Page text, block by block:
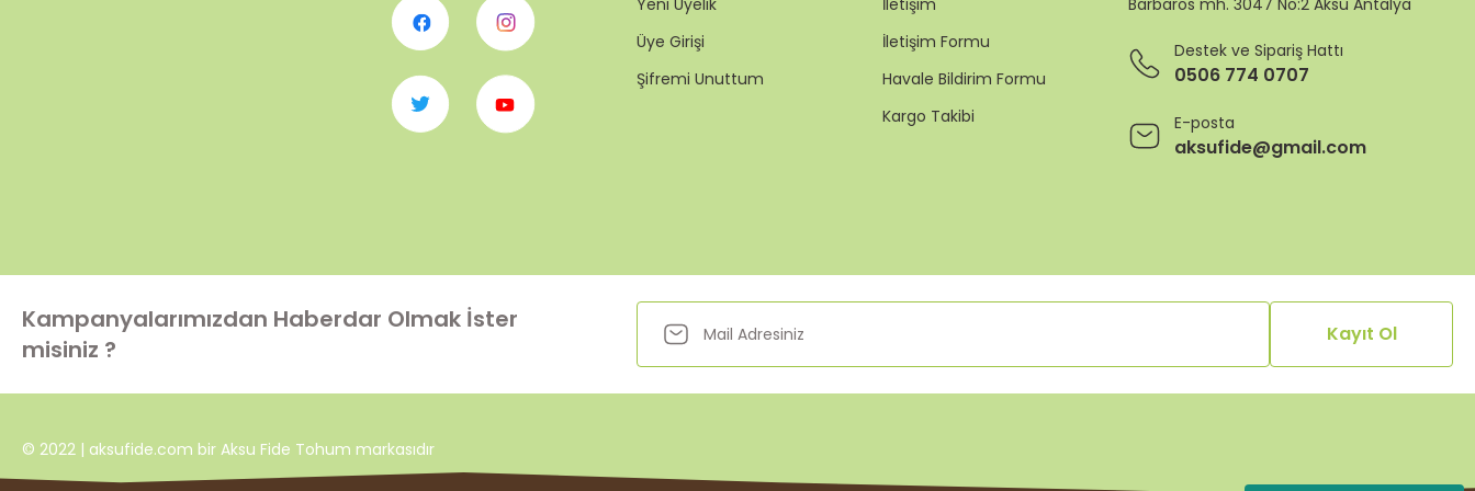
Yeni Üyelik
Üye Girişi
Şifremi Unuttum
İletişim
İletişim Formu
Havale Bildirim Formu
Kargo Takibi
Barbaros mh. 3047 No:2 Aksu Antalya
Destek ve Sipariş Hattı
0506 774 0707
E-posta
aksufide@gmail.com
Kampanyalarımızdan Haberdar Olmak İster
misiniz ?
Kayıt Ol
© 2022 | aksufide.com bir Aksu Fide Tohum markasıdır